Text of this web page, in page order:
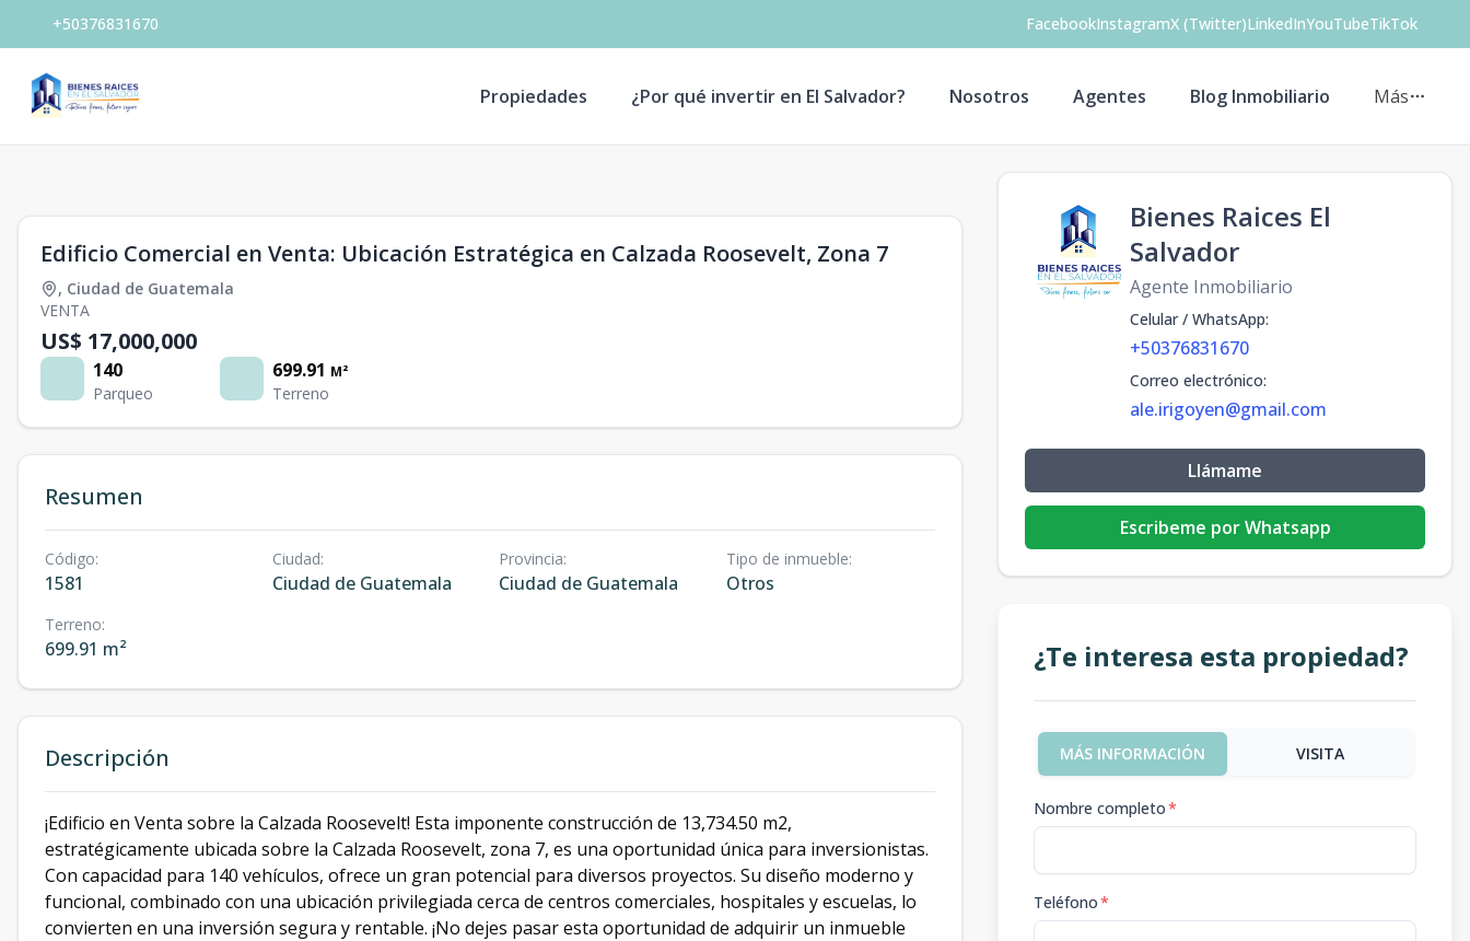
+50376831670 FacebookInstagramX (Twitter)LinkedInYouTubeTikTok
Propiedades ¿Por qué invertir en El Salvador? Nosotros Agentes Blog Inmobiliario Más
Edificio Comercial en Venta: Ubicación Estratégica en Calzada Roosevelt, Zona 7
, Ciudad de Guatemala
VENTA
US$ 17,000,000
140
Parqueo
699.91 M²
Terreno
Resumen
Código:
1581
Ciudad:
Ciudad de Guatemala
Provincia:
Ciudad de Guatemala
Tipo de inmueble:
Otros
Terreno:
699.91 m²
Descripción
¡Edificio en Venta sobre la Calzada Roosevelt! Esta imponente construcción de 13,734.50 m2,
estratégicamente ubicada sobre la Calzada Roosevelt, zona 7, es una oportunidad única para inversionistas.
Con capacidad para 140 vehículos, ofrece un gran potencial para diversos proyectos. Su diseño moderno y
funcional, combinado con una ubicación privilegiada cerca de centros comerciales, hospitales y escuelas, lo
convierten en una inversión segura y rentable. ¡No dejes pasar esta oportunidad de adquirir un inmueble
Bienes Raices El
Salvador
Agente Inmobiliario
Celular / WhatsApp:
+50376831670
Correo electrónico:
ale.irigoyen@gmail.com
Llámame
Escribeme por Whatsapp
¿Te interesa esta propiedad?
MÁS INFORMACIÓN VISITA
Nombre completo*
Teléfono*